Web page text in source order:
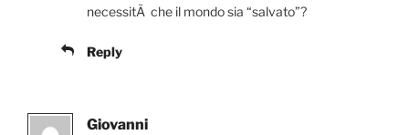
necessitÃ che il mondo sia “salvato”?
Reply
Giovanni